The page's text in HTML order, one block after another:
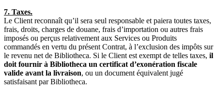
7. Taxes.
Le Client reconnaît qu’il sera seul responsable et paiera toutes taxes,
frais, droits, charges de douane, frais d’importation ou autres frais
imposés ou perçus relativement aux Services ou Produits
commandés en vertu du présent Contrat, à l’exclusion des impôts sur
le revenu net de Bibliotheca. Si le Client est exempt de telles taxes, il
doit fournir à Bibliotheca un certificat d’exonération fiscale
valide avant la livraison, ou un document équivalent jugé
satisfaisant par Bibliotheca.